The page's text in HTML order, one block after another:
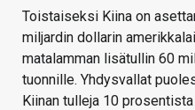
Toistaiseksi Kiina on
miljardin dollarin
matalamman lisätullin 60
tuonnille. Yhdysvallat
Kiinan tulleja 10